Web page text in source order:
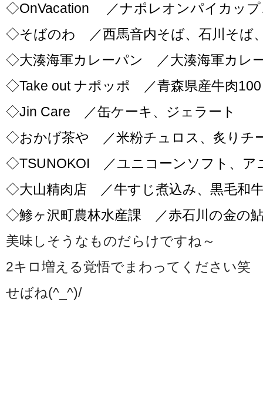
◇OnVacation ／ナポレオンパイカッ
◇そばのわ ／西馬音内そば、石川そば
◇大湊海軍カレーパン ／大湊海軍カレ
◇Take out ナポッポ ／青森県産牛肉
◇Jin Care ／缶ケーキ、ジェラート
◇おかげ茶や ／米粉チュロス、炙りチ
◇TSUNOKOI ／ユニコーンソフト、ア
◇大山精肉店 ／牛すじ煮込み、黒毛和
◇鯵ヶ沢町農林水産課 ／赤石川の金の
美味しそうなものだらけですね～
2キロ増える覚悟でまわってください笑
せばね(^_^)/